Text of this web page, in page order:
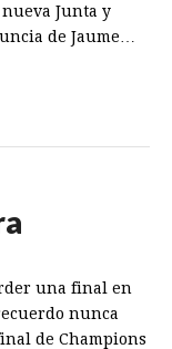
Junta y
de Jaume…
una final en
nunca
de Champions